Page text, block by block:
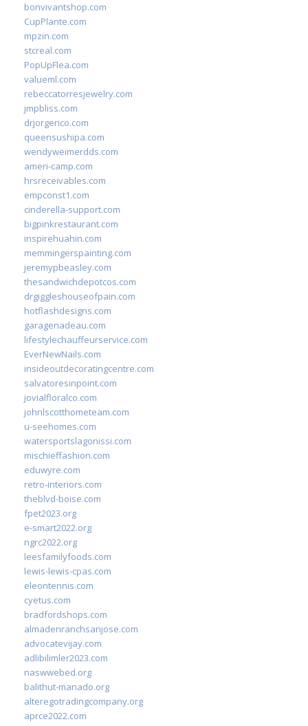
bonvivantshop.com
CupPlante.com
mpzin.com
stcreal.com
PopUpFlea.com
valueml.com
rebeccatorresjewelry.com
jmpbliss.com
drjorgerico.com
queensushipa.com
wendyweimerdds.com
ameri-camp.com
hrsreceivables.com
empconst1.com
cinderella-support.com
bigpinkrestaurant.com
inspirehuahin.com
memmingerspainting.com
jeremypbeasley.com
thesandwichdepotcos.com
drgiggleshouseofpain.com
hotflashdesigns.com
garagenadeau.com
lifestylechauffeurservice.com
EverNewNails.com
insideoutdecoratingcentre.com
salvatoresinpoint.com
jovialfloralco.com
johnlscotthometeam.com
u-seehomes.com
watersportslagonissi.com
mischieffashion.com
eduwyre.com
retro-interiors.com
theblvd-boise.com
fpet2023.org
e-smart2022.org
ngrc2022.org
leesfamilyfoods.com
lewis-lewis-cpas.com
eleontennis.com
cyetus.com
bradfordshops.com
almadenranchsanjose.com
advocatevijay.com
adlibilimler2023.com
naswwebed.org
balithut-manado.org
alteregotradingcompany.org
aprce2022.com